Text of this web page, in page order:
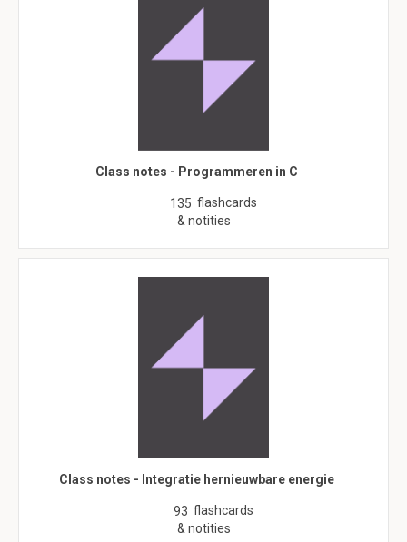
Class notes - Programmeren in C
135 flashcards
& notities
Class notes - Integratie hernieuwbare energie
93 flashcards
& notities